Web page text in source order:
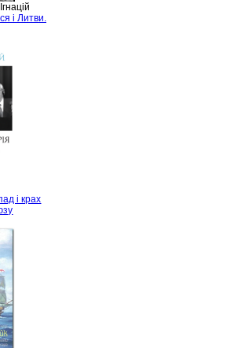
і Литви.
і крах